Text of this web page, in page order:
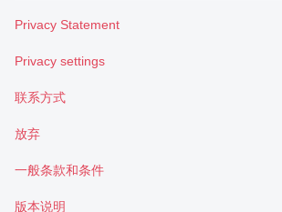
Privacy Statement
Privacy settings
联系方式
放弃
一般条款和条件
版本说明